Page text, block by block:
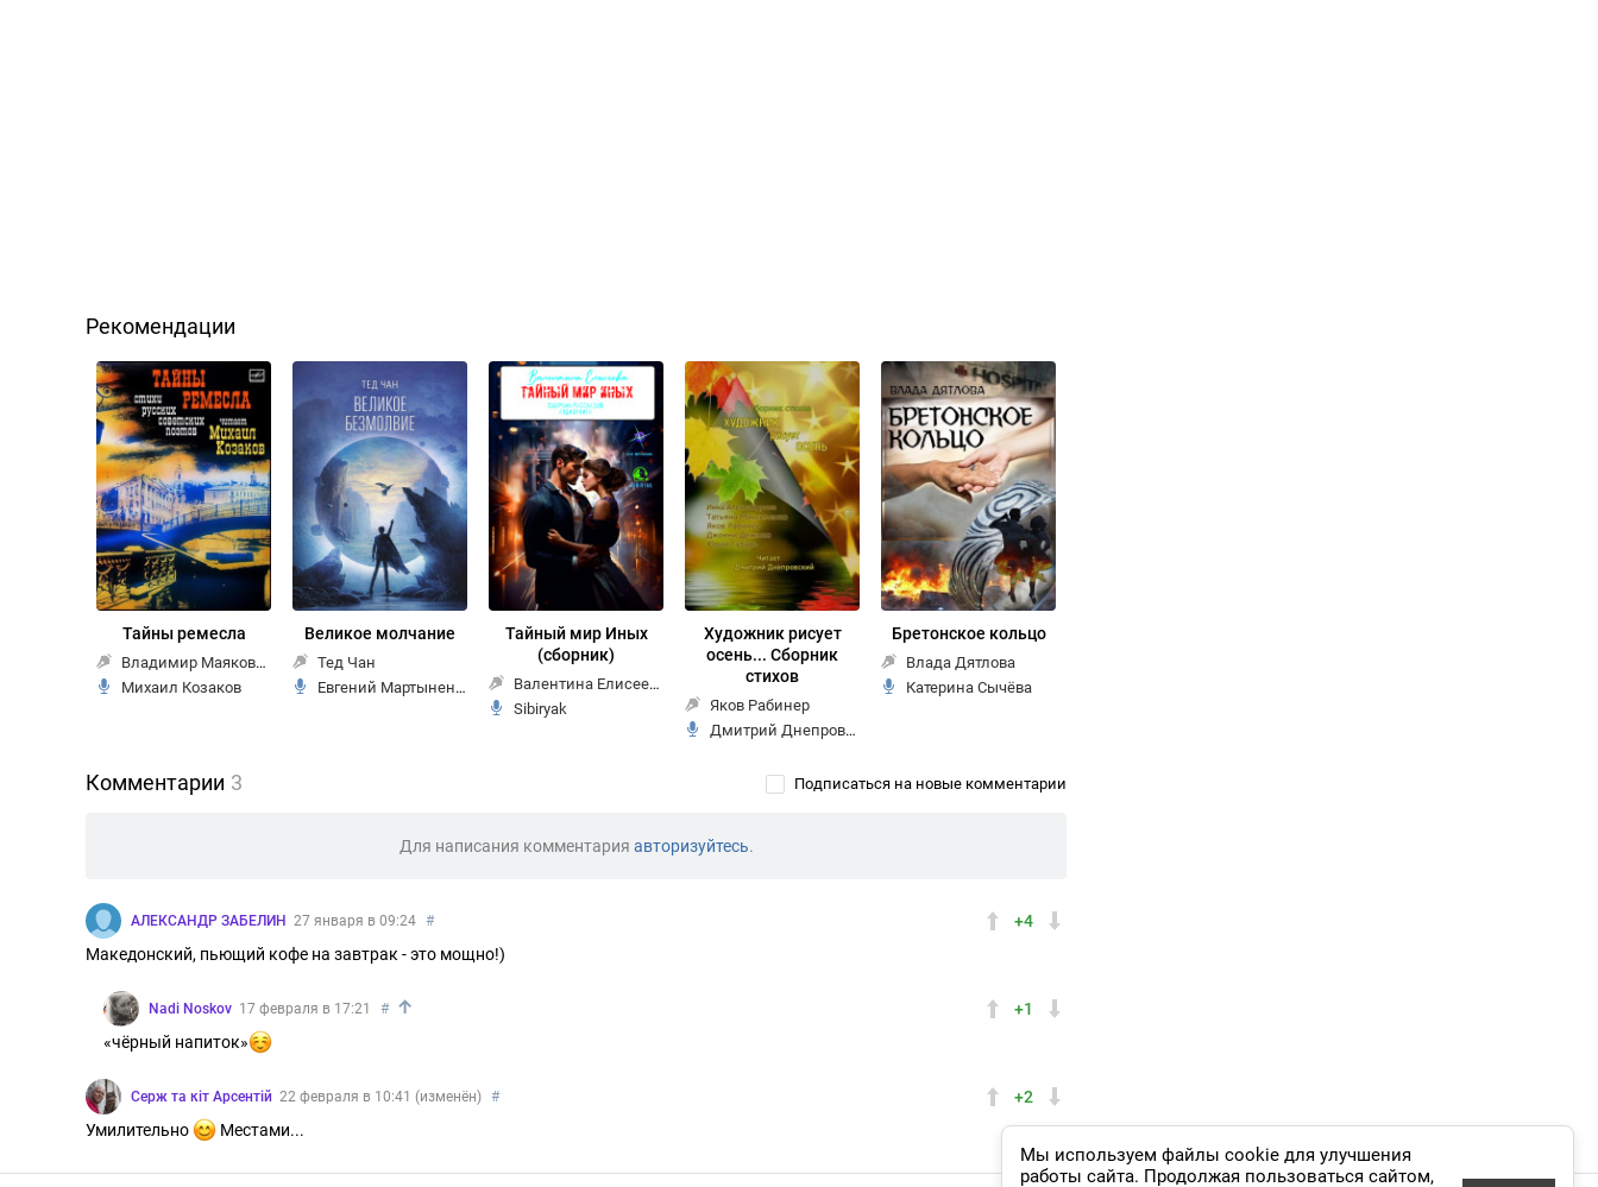
Мы используем файлы cookie для улучшения
работы сайта. Продолжая пользоваться сайтом,
Рекомендации
Тайны ремесла
Владимир Маяковский
Михаил Козаков
Великое молчание
Тед Чан
Евгений Мартыненко
Тайный мир Иных
(сборник)
Валентина Елисеева
Sibiryak
Художник рисует
осень... Сборник
стихов
Яков Рабинер
Дмитрий Днепровский
Бретонское кольцо
Влада Дятлова
Катерина Сычёва
Подписаться на новые комментарии
Комментарии 3
Для написания комментария авторизуйтесь.
+4
АЛЕКСАНДР ЗАБЕЛИН 27 января в 09:24 #
Македонский, пьющий кофе на завтрак - это мощно!)
+1
Nadi Noskov 17 февраля в 17:21 # ↑
«чёрный напиток»
+2
Серж та кіт Арсентій 22 февраля в 10:41 (изменён) #
Умилительно Местами...